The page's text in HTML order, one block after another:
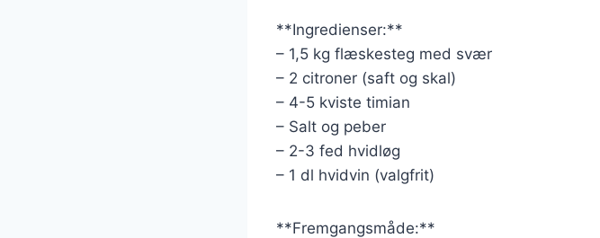
**Ingredienser:**
– 1,5 kg flæskesteg med svær
– 2 citroner (saft og skal)
– 4-5 kviste timian
– Salt og peber
– 2-3 fed hvidløg
– 1 dl hvidvin (valgfrit)
**Fremgangsmåde:**